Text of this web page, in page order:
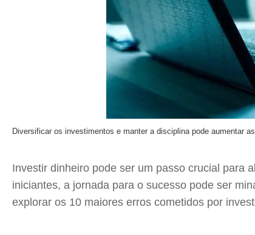
Diversificar os investimentos e manter a disciplina pode aumentar
Investir dinheiro pode ser um passo crucial para
iniciantes, a jornada para o sucesso pode ser
explorar os 10 maiores erros cometidos por